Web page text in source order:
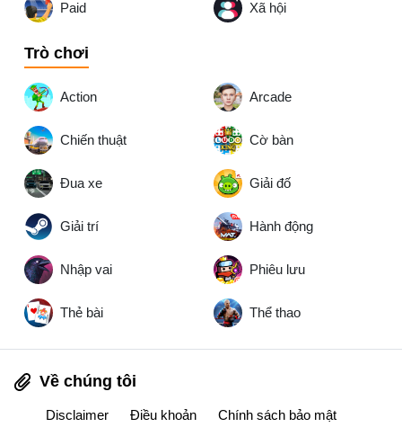
Paid Xã hội
Trò chơi
Action Arcade
Chiến thuật Cờ bàn
Đua xe Giải đố
Giải trí Hành động
Nhập vai Phiêu lưu
Thẻ bài Thể thao
Về chúng tôi
Disclaimer Điều khoản Chính sách bảo mật